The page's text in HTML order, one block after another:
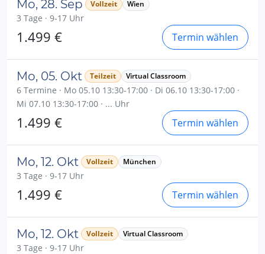
Mo, 28. Sep Vollzeit Wien
3 Tage · 9-17 Uhr
1.499 € Termin wählen
Mo, 05. Okt Teilzeit Virtual Classroom
6 Termine · Mo 05.10 13:30-17:00 · Di 06.10 13:30-17:00 ·
Mi 07.10 13:30-17:00 · ... Uhr
1.499 € Termin wählen
Mo, 12. Okt Vollzeit München
3 Tage · 9-17 Uhr
1.499 € Termin wählen
Mo, 12. Okt Vollzeit Virtual Classroom
3 Tage · 9-17 Uhr